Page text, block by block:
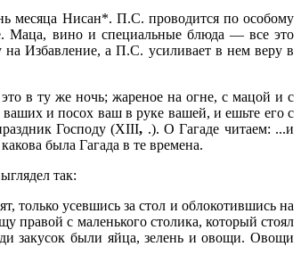
месяца Нисан*. П.С. проводится по особому
Маца, вино и специальные блюда — все это
на Избавление, а П.С. усиливает в нем веру в
в ту же ночь; жареное на огне, с мацой и с
ваших и посох ваш в руке вашей, и ешьте его с
Господу (XIII, .). О Гагаде читаем: ...и
была Гагада в те времена.
так:
только усевшись за стол и облокотившись на
правой с маленького столика, который стоял
закусок были яйца, зелень и овощи. Овощи